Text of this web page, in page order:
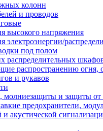
колонн
и проводов
высокого напряжения
электроэнергии/
под полом
распределительных
распространению огня,
и рукавов
молниезащиты и защиты
предохранители,
и акустической